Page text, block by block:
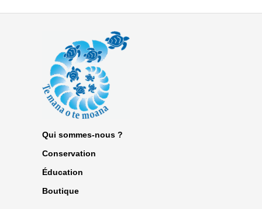
Qui sommes-nous ?
Conservation
Éducation
Boutique